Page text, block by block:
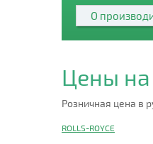
О
Цены на
Розничная цена в
ROLLS-ROYCE